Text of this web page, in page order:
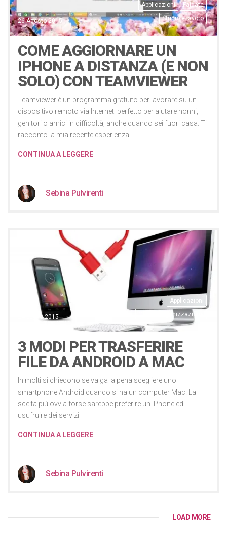
Applicazioni
Faidate
Studio e lavoro
26 Agosto 2015
COME AGGIORNARE UN
IPHONE A DISTANZA (E NON
SOLO) CON TEAMVIEWER
Teamviewer è un programma gratuito per lavorare su un
dispositivo remoto via Internet: perfetto per aiutare nonni,
genitori o amici in difficoltà, anche quando sei fuori casa. Ti
racconto la mia recente esperienza
CONTINUA A LEGGERE
Sebina Pulvirenti
Applicazioni
Casa e organizzazione
24 Luglio 2015
3 MODI PER TRASFERIRE
FILE DA ANDROID A MAC
In molti si chiedono se valga la pena scegliere uno
smartphone Android quando si ha un computer Mac. La
scelta più ovvia forse sarebbe preferire un iPhone ed
usufruire dei servizi
CONTINUA A LEGGERE
Sebina Pulvirenti
LOAD MORE